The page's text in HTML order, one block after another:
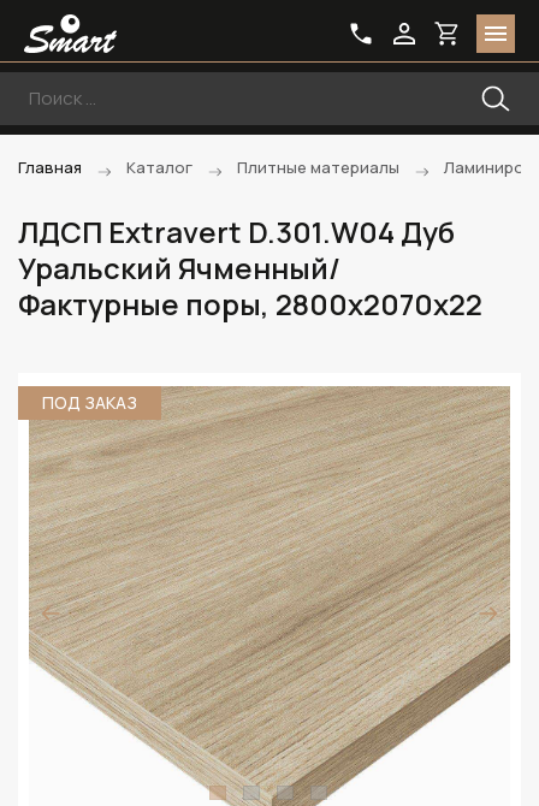
Главная Каталог Плитные материалы
ЛДСП Extravert D.301.W04 Дуб
Уральский Ячменный/
Фактурные поры, 2800х2070х22
ПОД ЗАКАЗ